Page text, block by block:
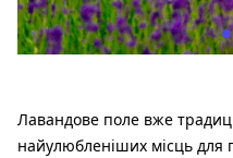
Лавандове поле вже
найулюбленіших місць для